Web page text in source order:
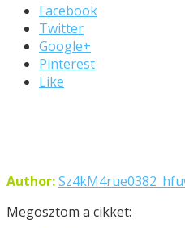
Facebook
Twitter
Google+
Pinterest
Like
Author:
Megosztom a cikket: